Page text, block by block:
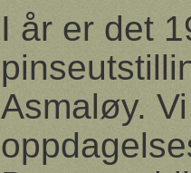
I år er det
Asmaløy.